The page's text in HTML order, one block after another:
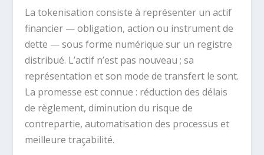
La tokenisation consiste à représenter un actif
financier — obligation, action ou instrument de
dette — sous forme numérique sur un registre
distribué. L’actif n’est pas nouveau ; sa
représentation et son mode de transfert le sont.
La promesse est connue : réduction des délais
de règlement, diminution du risque de
contrepartie, automatisation des processus et
meilleure traçabilité.